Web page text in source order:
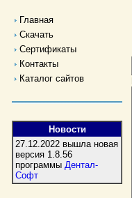
Главная
Скачать
Сертификаты
Контакты
Каталог сайтов
Новости
27.12.2022 вышла новая
версия 1.8.56
программы Дентал-
Софт